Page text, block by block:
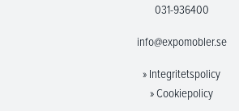
031-936400
info@expomobler.se
» Integritetspolicy
» Cookiepolicy